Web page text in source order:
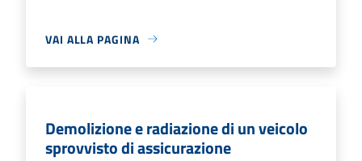
VAI ALLA PAGINA
Demolizione e radiazione di un veicolo
sprovvisto di assicurazione